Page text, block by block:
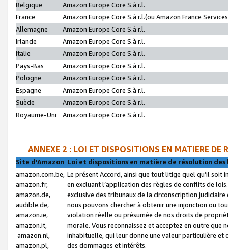
Belgique
Amazon Europe Core S.à r.l.
France
Amazon Europe Core S.à r.l.(ou Amazon France
Allemagne
Amazon Europe Core S.à r.l.
Irlande
Amazon Europe Core S.à r.l.
Italie
Amazon Europe Core S.à r.l.
Pays-Bas
Amazon Europe Core S.à r.l.
Pologne
Amazon Europe Core S.à r.l.
Espagne
Amazon Europe Core S.à r.l.
Suède
Amazon Europe Core S.à r.l.
Royaume-Uni
Amazon Europe Core S.à r.l.
ANNEXE 2 : LOI ET DISPOSITIONS EN MATIERE DE
Site d’Amazon Loi et dispositions en matière de résolution
amazon.com.be,
amazon.fr,
amazon.de,
audible.de,
amazon.ie,
amazon.it,
amazon.nl,
amazon.pl,
Le présent Accord, ainsi que tout litige quel qu’il soit
en excluant l’application des règles de conflits de
exclusive des tribunaux de la circonscription
nous pouvons chercher à obtenir une injonction ou
violation réelle ou présumée de nos droits de
morale. Vous reconnaissez et acceptez en outre que
inhabituelle, qui leur donne une valeur particulière
des dommages et intérêts.